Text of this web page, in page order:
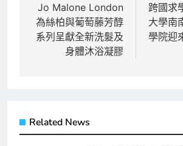
章
導
Jo Malone London
為絲柏與葡萄藤芳醇
系列呈獻全新洗髮及
身體沐浴凝膠
跨國求
大學南
學院迎
Related News